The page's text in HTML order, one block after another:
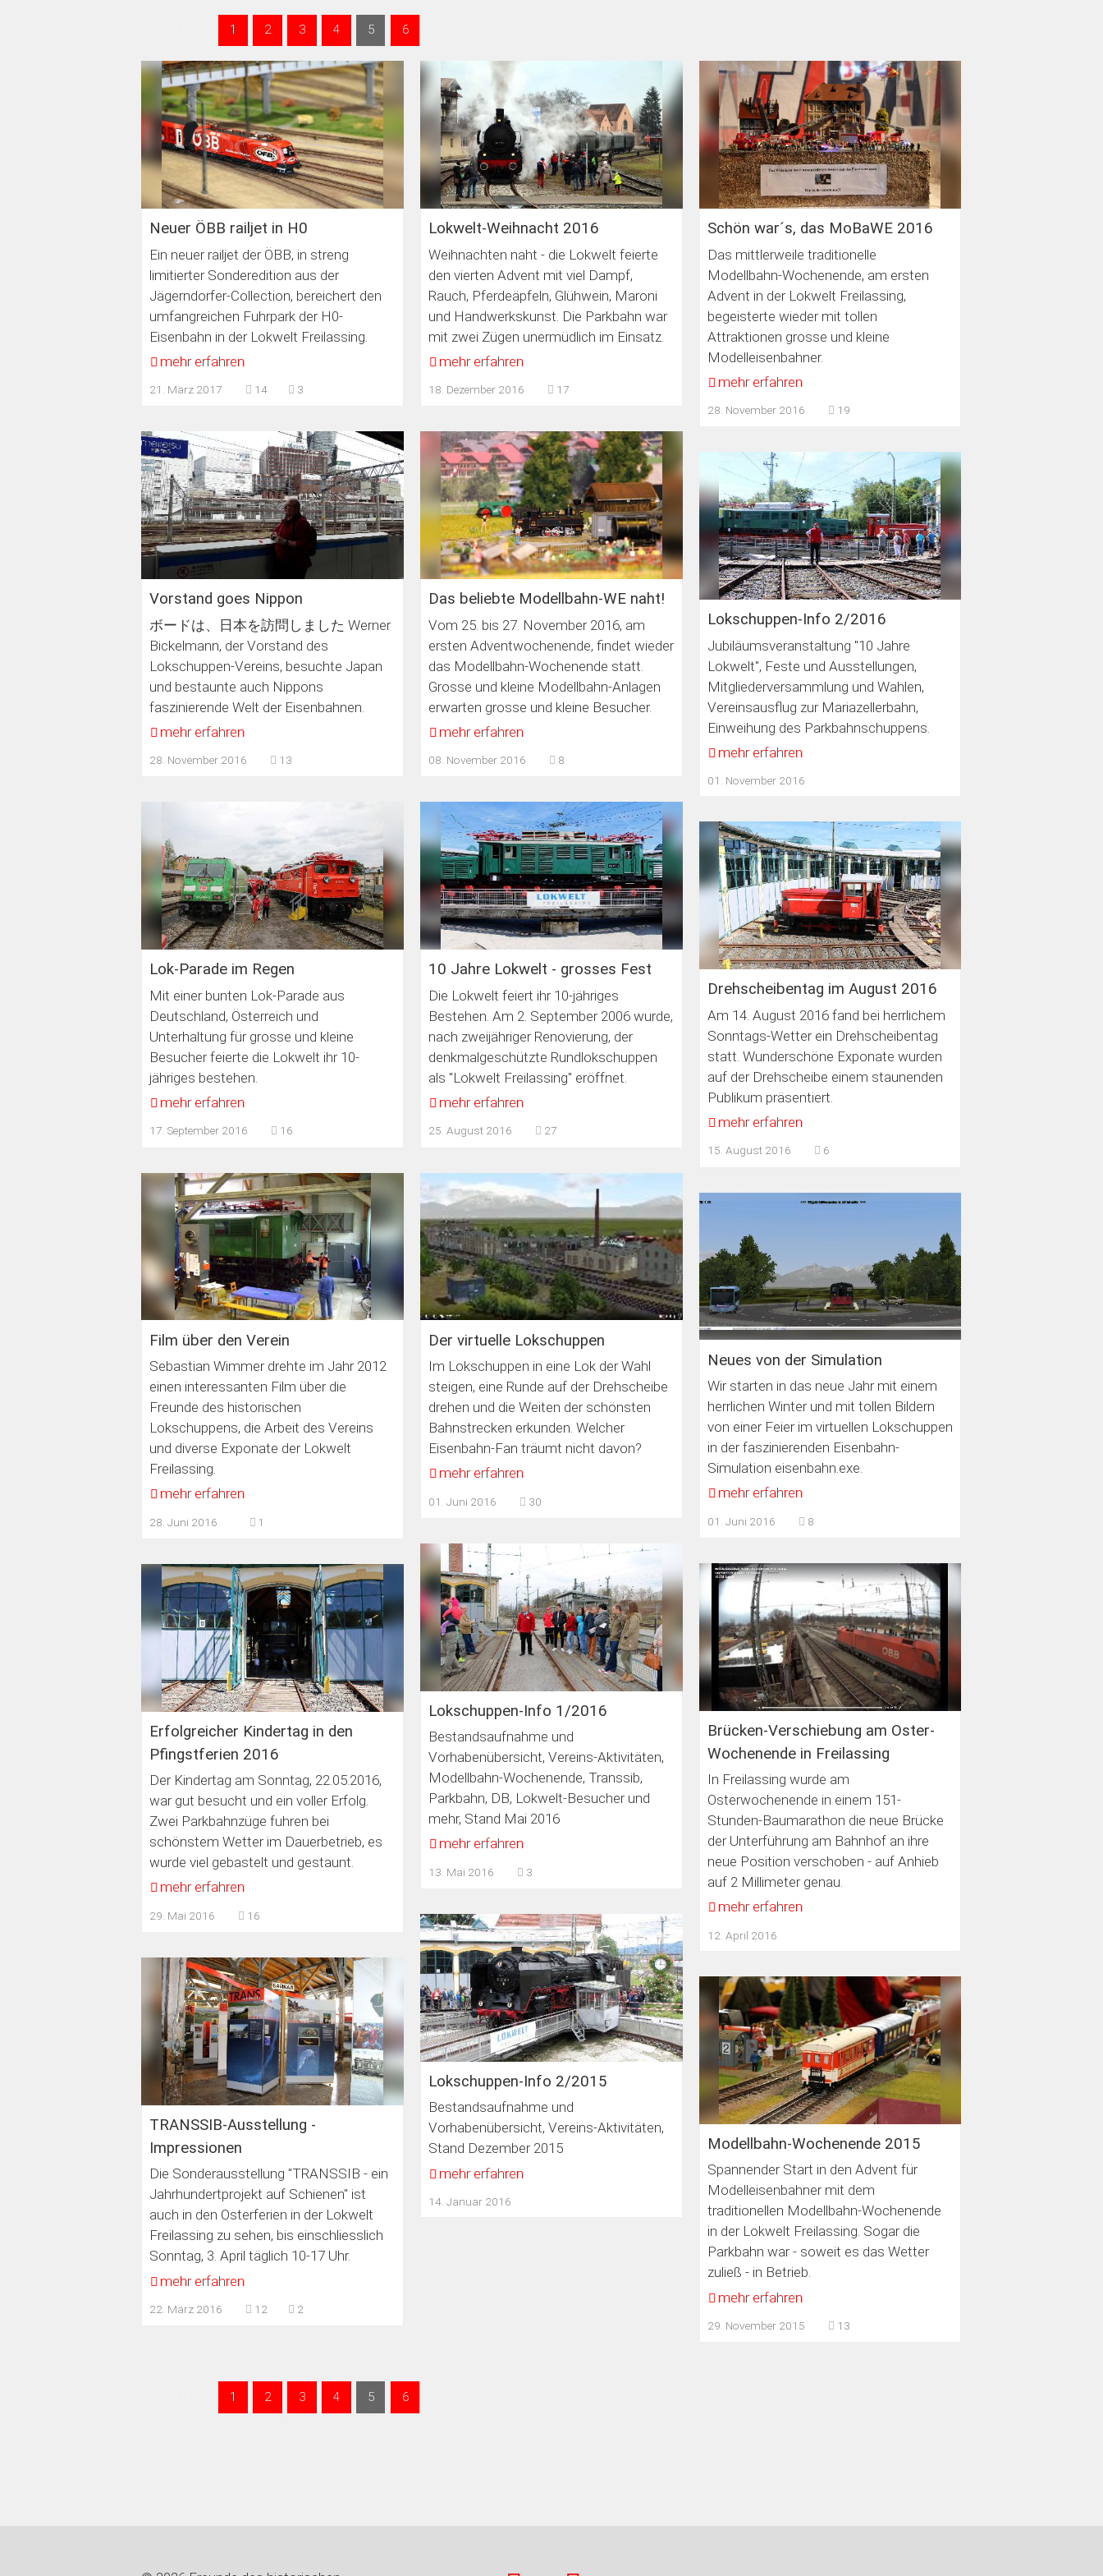
1 2 3 4 5 6
Neuer ÖBB railjet in H0
Ein neuer railjet der ÖBB, in streng
limitierter Sonderedition aus der
Jägerndorfer-Collection, bereichert den
umfangreichen Fuhrpark der H0-
Eisenbahn in der Lokwelt Freilassing.
mehr erfahren
21. März 2017 14 3
Vorstand goes Nippon
ボードは、日本を訪問しました Werner
Bickelmann, der Vorstand des
Lokschuppen-Vereins, besuchte Japan
und bestaunte auch Nippons
faszinierende Welt der Eisenbahnen.
mehr erfahren
28. November 2016 13
Lok-Parade im Regen
Mit einer bunten Lok-Parade aus
Deutschland, Österreich und
Unterhaltung für grosse und kleine
Besucher feierte die Lokwelt ihr 10-
jähriges bestehen.
mehr erfahren
17. September 2016 16
Film über den Verein
Sebastian Wimmer drehte im Jahr 2012
einen interessanten Film über die
Freunde des historischen
Lokschuppens, die Arbeit des Vereins
und diverse Exponate der Lokwelt
Freilassing.
mehr erfahren
28. Juni 2016 1
Erfolgreicher Kindertag in den
Pfingstferien 2016
Der Kindertag am Sonntag, 22.05.2016,
war gut besucht und ein voller Erfolg.
Zwei Parkbahnzüge fuhren bei
schönstem Wetter im Dauerbetrieb, es
wurde viel gebastelt und gestaunt.
mehr erfahren
29. Mai 2016 16
TRANSSIB-Ausstellung -
Impressionen
Die Sonderausstellung "TRANSSIB - ein
Jahrhundertprojekt auf Schienen" ist
auch in den Osterferien in der Lokwelt
Freilassing zu sehen, bis einschliesslich
Sonntag, 3. April täglich 10-17 Uhr.
mehr erfahren
22. März 2016 12 2
Lokwelt-Weihnacht 2016
Weihnachten naht - die Lokwelt feierte
den vierten Advent mit viel Dampf,
Rauch, Pferdeäpfeln, Glühwein, Maroni
und Handwerkskunst. Die Parkbahn war
mit zwei Zügen unermüdlich im Einsatz.
mehr erfahren
18. Dezember 2016 17
Das beliebte Modellbahn-WE naht!
Vom 25. bis 27. November 2016, am
ersten Adventwochenende, findet wieder
das Modellbahn-Wochenende statt.
Grosse und kleine Modellbahn-Anlagen
erwarten grosse und kleine Besucher.
mehr erfahren
08. November 2016 8
10 Jahre Lokwelt - grosses Fest
Die Lokwelt feiert ihr 10-jähriges
Bestehen. Am 2. September 2006 wurde,
nach zweijähriger Renovierung, der
denkmalgeschützte Rundlokschuppen
als "Lokwelt Freilassing" eröffnet.
mehr erfahren
25. August 2016 27
Der virtuelle Lokschuppen
Im Lokschuppen in eine Lok der Wahl
steigen, eine Runde auf der Drehscheibe
drehen und die Weiten der schönsten
Bahnstrecken erkunden. Welcher
Eisenbahn-Fan träumt nicht davon?
mehr erfahren
01. Juni 2016 30
Lokschuppen-Info 1/2016
Bestandsaufnahme und
Vorhabenübersicht, Vereins-Aktivitäten,
Modellbahn-Wochenende, Transsib,
Parkbahn, DB, Lokwelt-Besucher und
mehr, Stand Mai 2016
mehr erfahren
13. Mai 2016 3
Lokschuppen-Info 2/2015
Bestandsaufnahme und
Vorhabenübersicht, Vereins-Aktivitäten,
Stand Dezember 2015
mehr erfahren
14. Januar 2016
Schön war´s, das MoBaWE 2016
Das mittlerweile traditionelle
Modellbahn-Wochenende, am ersten
Advent in der Lokwelt Freilassing,
begeisterte wieder mit tollen
Attraktionen grosse und kleine
Modelleisenbahner.
mehr erfahren
28. November 2016 19
Lokschuppen-Info 2/2016
Jubiläumsveranstaltung "10 Jahre
Lokwelt", Feste und Ausstellungen,
Mitgliederversammlung und Wahlen,
Vereinsausflug zur Mariazellerbahn,
Einweihung des Parkbahnschuppens.
mehr erfahren
01. November 2016
Drehscheibentag im August 2016
Am 14. August 2016 fand bei herrlichem
Sonntags-Wetter ein Drehscheibentag
statt. Wunderschöne Exponate wurden
auf der Drehscheibe einem staunenden
Publikum präsentiert.
mehr erfahren
15. August 2016 6
Neues von der Simulation
Wir starten in das neue Jahr mit einem
herrlichen Winter und mit tollen Bildern
von einer Feier im virtuellen Lokschuppen
in der faszinierenden Eisenbahn-
Simulation eisenbahn.exe.
mehr erfahren
01. Juni 2016 8
Brücken-Verschiebung am Oster-
Wochenende in Freilassing
In Freilassing wurde am
Osterwochenende in einem 151-
Stunden-Baumarathon die neue Brücke
der Unterführung am Bahnhof an ihre
neue Position verschoben - auf Anhieb
auf 2 Millimeter genau.
mehr erfahren
12. April 2016
Modellbahn-Wochenende 2015
Spannender Start in den Advent für
Modelleisenbahner mit dem
traditionellen Modellbahn-Wochenende
in der Lokwelt Freilassing. Sogar die
Parkbahn war - soweit es das Wetter
zuließ - in Betrieb.
mehr erfahren
29. November 2015 13
1 2 3 4 5 6